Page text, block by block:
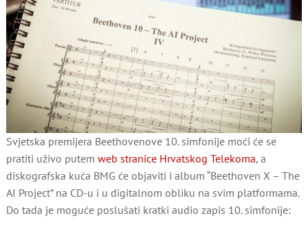
Svjetska premijera Beethovenove 10. simfonije moći će se
pratiti uživo putem web stranice Hrvatskog Telekoma, a
diskografska kuća BMG će objaviti i album “Beethoven X – The
AI Project” na CD-u i u digitalnom obliku na svim platformama.
Do tada je moguće poslušati kratki audio zapis 10. simfonije: